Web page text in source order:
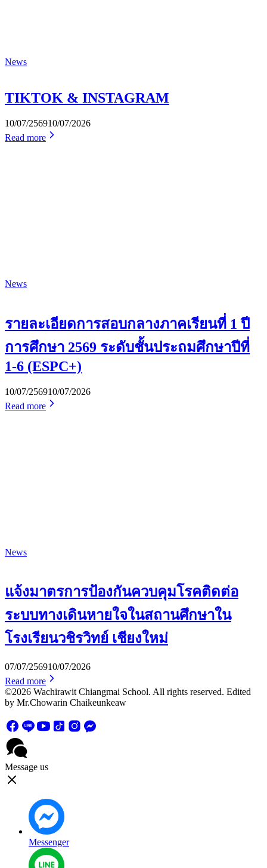
News
TIKTOK & INSTAGRAM
10/07/256910/07/2026
Read more
News
รายละเอียดการสอบกลางภาคเรียนที่ 1 ปี
การศึกษา 2569 ระดับชั้นประถมศึกษาปีที่
1-6 (ESPC+)
10/07/256910/07/2026
Read more
News
แจ้งมาตรการป้องกันควบคุมโรคติดต่อ
ระบบทางเดินหายใจในสถานศึกษาใน
โรงเรียนวชิรวิทย์ เชียงใหม่
07/07/256910/07/2026
Read more
©2026 Wachirawit Chiangmai School. All rights reserved. Edited
by Mr.Chowarin Chaikeunkeaw
Message us
Messenger